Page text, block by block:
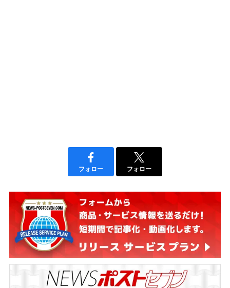
フォロー フォロー